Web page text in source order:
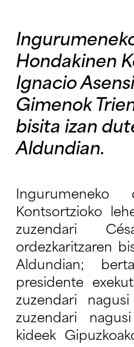
Hondakinen
Ignacio
Gimenok
bisita izan
Aldundian.
Kontsortzioko
zuzendari
ordezkaritzaren
Aldundian;
presidente
zuzendari
zuzendari
kideek